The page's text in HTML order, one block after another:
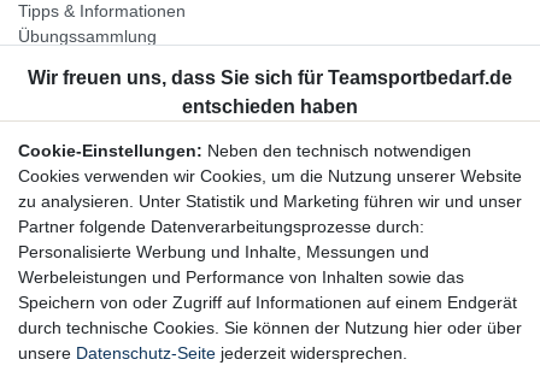
Tipps & Informationen
Übungssammlung
Unternehmen
Widerrufsrecht
Bestellung widerrufen
Datenschutzerklärung
AGB
Impressum
Newsletter
Cookie-Einstellungen: Neben den technisch notwendigen
Cookies verwenden wir Cookies, um die Nutzung unserer Website
zu analysieren. Unter Statistik und Marketing führen wir und unser
Partner folgende Datenverarbeitungsprozesse durch:
Personalisierte Werbung und Inhalte, Messungen und
Werbeleistungen und Performance von Inhalten sowie das
Speichern von oder Zugriff auf Informationen auf einem Endgerät
durch technische Cookies. Sie können der Nutzung hier oder über
unsere Datenschutz-Seite jederzeit widersprechen.